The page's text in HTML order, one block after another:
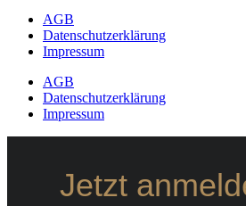
AGB
Datenschutzerklärung
Impressum
AGB
Datenschutzerklärung
Impressum
Jetzt